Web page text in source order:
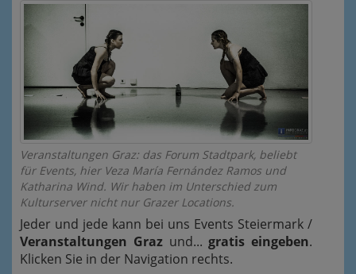
Veranstaltungen Graz: das Forum Stadtpark, beliebt
für Events, hier Veza María Fernández Ramos und
Katharina Wind. Wir haben im Unterschied zum
Kulturserver nicht nur Grazer Locations.
Jeder und jede kann bei uns Events Steiermark /
Veranstaltungen Grazund... gratis eingeben.
Klicken Sie in der Navigation rechts.